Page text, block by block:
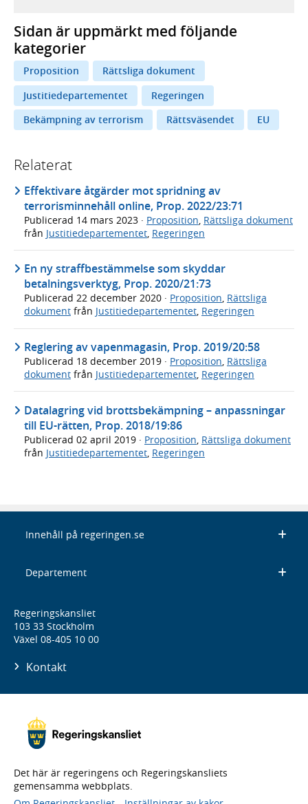
Sidan är uppmärkt med följande
kategorier
Proposition
Rättsliga dokument
Justitiedepartementet
Regeringen
Bekämpning av terrorism
Rättsväsendet EU
Relaterat
Effektivare åtgärder mot spridning av
terrorisminnehåll online, Prop. 2022/23:71
Publicerad 14 mars 2023 · Proposition Rättsliga dokument
från Justitiedepartementet Regeringen
En ny straffbestämmelse som skyddar
betalningsverktyg, Prop. 2020/21:73
Publicerad 22 december 2020 · Proposition, Rättsliga
dokument från Justitiedepartementet, Regeringen
Reglering av vapenmagasin, Prop. 2019/20:58
Publicerad 18 december 2019 · Proposition, Rättsliga
dokument från Justitiedepartementet, Regeringen
Datalagring vid brottsbekämpning – anpassningar
till EU-rätten, Prop. 2018/19:86
Publicerad 02 april 2019 · Proposition Rättsliga dokument
från Justitiedepartementet Regeringen
Innehåll på regeringen.se
Departement
Regeringskansliet
103 33 Stockholm
Växel 08-405 10 00
Kontakt
Det här är regeringens och Regeringskansliets
gemensamma webbplats.